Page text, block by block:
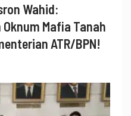
Wahid:
Mafia Tanah
ATR/BPN!